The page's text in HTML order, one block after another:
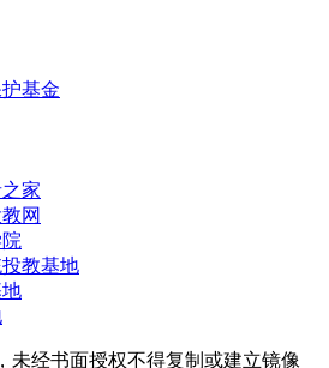
基金
家
网
教基地
未经书面授权不得复制或建立镜像